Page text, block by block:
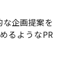
な企画提案を
るようなPR